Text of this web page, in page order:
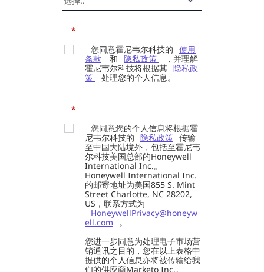
*
您同意霍尼韦尔科技的 使用
条款
和 隐私政策
，并理解
霍尼韦尔科技将根据其 隐私政
策
处理您的个人信息。
*
您同意您的个人信息将根据霍
尼韦尔科技的 隐私政策 传输
至中国大陆境外，包括至霍尼韦
尔科技美国总部的Honeywell
International Inc.。
Honeywell International Inc.
的邮寄地址为美国855 S. Mint
Street Charlotte, NC 28202,
US，联系方式为
HoneywellPrivacy@honeyw
ell.com
。
您进一步同意为处理电子市场营
销通讯之目的，您在以上表格中
提供的个人信息亦将被传输给我
们的供应商Marketo Inc.。